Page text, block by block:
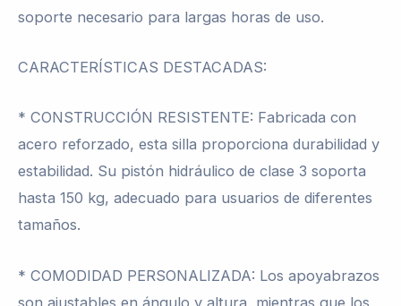
soporte necesario para largas horas de uso.
CARACTERÍSTICAS DESTACADAS:
* CONSTRUCCIÓN RESISTENTE: Fabricada con
acero reforzado, esta silla proporciona durabilidad y
estabilidad. Su pistón hidráulico de clase 3 soporta
hasta 150 kg, adecuado para usuarios de diferentes
tamaños.
* COMODIDAD PERSONALIZADA: Los apoyabrazos
son ajustables en ángulo y altura, mientras que los